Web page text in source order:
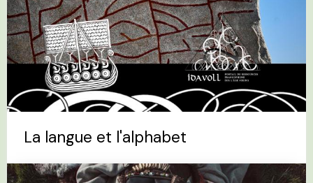
La langue et l'alphabet